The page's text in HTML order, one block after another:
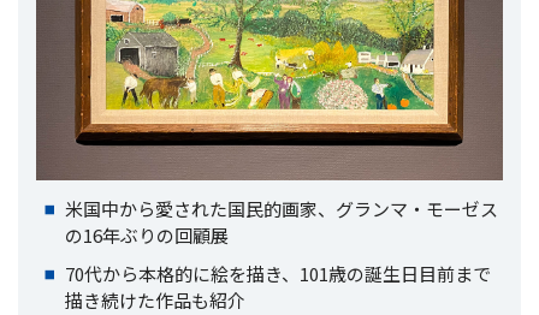
米国中から愛された国民的画家、グランマ・モーゼス
の16年ぶりの回顧展
70代から本格的に絵を描き、101歳の誕生日目前まで
描き続けた作品も紹介